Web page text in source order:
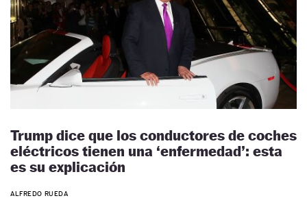
Trump dice que los conductores de coches
eléctricos tienen una ‘enfermedad’: esta
es su explicación
ALFREDO RUEDA